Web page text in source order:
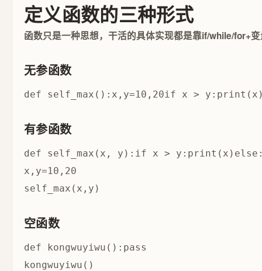
定义函数的三种形式
函数只是一种思想，干活的具体实现都是靠if/while/for+
无参函数
有参函数
def self_max(x, y):if x >
x,y=10,20
空函数
def kongwuyiwu():pass